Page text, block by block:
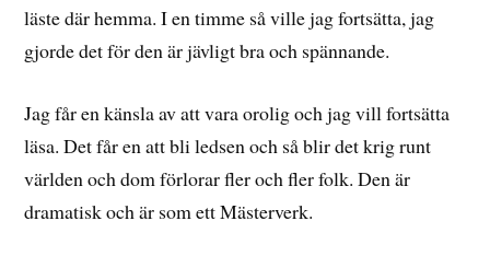
läste där hemma. I en timme så ville jag fortsätta, jag
gjorde det för den är jävligt bra och spännande.
Jag får en känsla av att vara orolig och jag vill fortsätta
läsa. Det får en att bli ledsen och så blir det krig runt
världen och dom förlorar fler och fler folk. Den är
dramatisk och är som ett Mästerverk.